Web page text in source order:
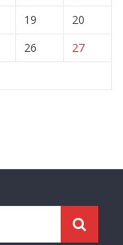
19
20
26
27